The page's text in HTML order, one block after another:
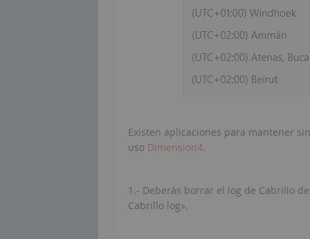
Existen aplicaciones para mantener
uso Dimension4.
1.- Deberás borrar el log de Cabrillo
Cabrillo log».